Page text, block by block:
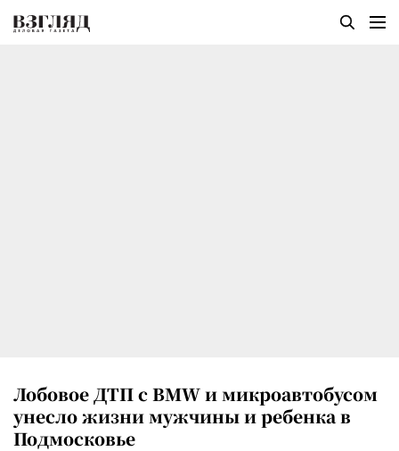
Лобовое ДТП с BMW и микроавтобусом
унесло жизни мужчины и ребенка в
Подмосковье